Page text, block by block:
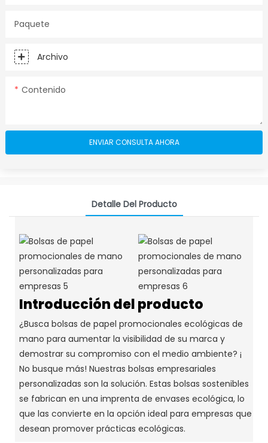
Paquete
Archivo
Contenido
ENVIAR CONSULTA AHORA
Detalle Del Producto
Introducción del producto
¿Busca bolsas de papel promocionales ecológicas de
mano para aumentar la visibilidad de su marca y
demostrar su compromiso con el medio ambiente? ¡
No busque más! Nuestras bolsas empresariales
personalizadas son la solución. Estas bolsas sostenibles
se fabrican en una imprenta de envases ecológica, lo
que las convierte en la opción ideal para empresas que
desean promover prácticas ecológicas.